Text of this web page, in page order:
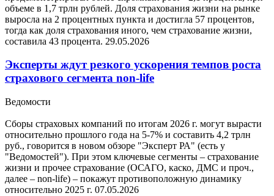
объеме в 1,7 трлн рублей. Доля страхования жизни на рынке
выросла на 2 процентных пункта и достигла 57 процентов,
тогда как доля страхования иного, чем страхование жизни,
составила 43 процента. 29.05.2026
Эксперты ждут резкого ускорения темпов роста
страхового сегмента non-life
Ведомости
Сборы страховых компаний по итогам 2026 г. могут вырасти
относительно прошлого года на 5-7% и составить 4,2 трлн
руб., говорится в новом обзоре "Эксперт РА" (есть у
"Ведомостей"). При этом ключевые сегменты – страхование
жизни и прочее страхование (ОСАГО, каско, ДМС и проч.,
далее – non-life) – покажут противоположную динамику
относительно 2025 г. 07.05.2026